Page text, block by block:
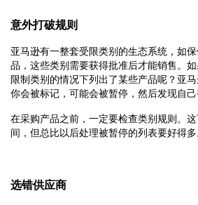
意外打破规则
亚马逊有一整套受限类别的生态系统，如
品，这些类别需要获得批准后才能销售。
限制类别的情况下列出了某些产品呢？亚
你会被标记，可能会被暂停，然后发现自己
在采购产品之前，一定要检查类别规则。
间，但总比以后处理被暂停的列表要好得多
选错供应商